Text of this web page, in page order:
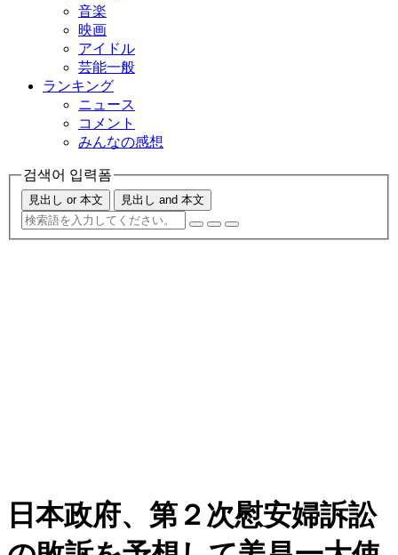
音楽
映画
アイドル
芸能一般
ランキング
ニュース
コメント
みんなの感想
검색어 입력폼
見出し or 本文 見出し and 本文
日本政府、第２次慰安婦訴訟